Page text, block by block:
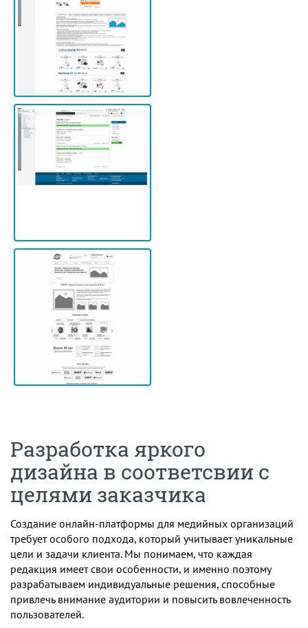
Разработка яркого
дизайна в соответсвии с
целями заказчика
Создание онлайн-платформы для медийных организаций
требует особого подхода, который учитывает уникальные
цели и задачи клиента. Мы понимаем, что каждая
редакция имеет свои особенности, и именно поэтому
разрабатываем индивидуальные решения, способные
привлечь внимание аудитории и повысить вовлеченность
пользователей.